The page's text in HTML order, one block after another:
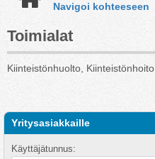
Navigoi kohteeseen
Toimialat
Kiinteistönhuolto, Kiinteistönhoito
Yritysasiakkaille
Käyttäjätunnus: